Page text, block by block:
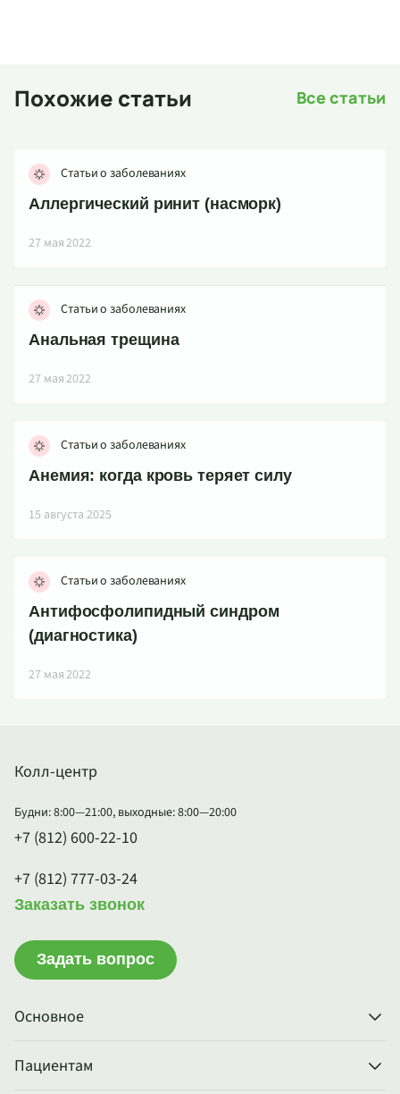
Похожие статьи Все статьи
Статьи о заболеваниях
Аллергический ринит (насморк)
27 мая 2022
Статьи о заболеваниях
Анальная трещина
27 мая 2022
Статьи о заболеваниях
Анемия: когда кровь теряет силу
15 августа 2025
Статьи о заболеваниях
Антифосфолипидный синдром
(диагностика)
27 мая 2022
Основное
Пациентам
Колл-центр
Будни: 8:00—21:00, выходные: 8:00—20:00
+7 (812) 600-22-10
+7 (812) 777-03-24
Заказать звонок
Задать вопрос